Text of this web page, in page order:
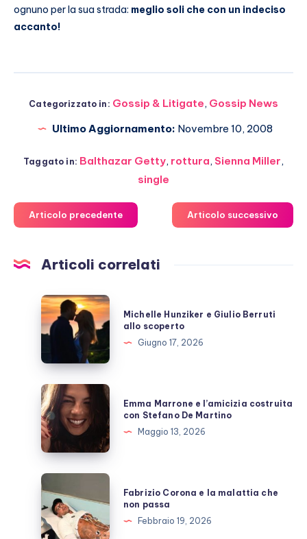
ognuno per la sua strada: meglio soli che con un indeciso
accanto!
Categorizzato in: Gossip & Litigate, Gossip News
Ultimo Aggiornamento: Novembre 10, 2008
Taggato in: Balthazar Getty, rottura, Sienna Miller,
single
Articolo precedente Articolo successivo
Articoli correlati
Michelle
Hunziker
e
Berruti
allo
scoperto
Michelle Hunziker e Giulio Berruti
allo scoperto
Giugno 17, 2026
Emma
Marrone
e
l’amicizia
costruita
con
Stefano
De
Martino
Emma Marrone e l’amicizia costruita
con Stefano De Martino
Maggio 13, 2026
Fabrizio
Corona
e
la
Fabrizio Corona e la malattia che
non passa
Febbraio 19, 2026